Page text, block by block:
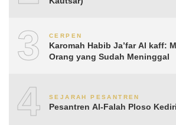
3 CERPEN
Karomah Habib Ja’far Al kaff:
Orang yang Sudah Meninggal
4 SEJARAH PESANTREN
Pesantren Al-Falah Ploso Kediri